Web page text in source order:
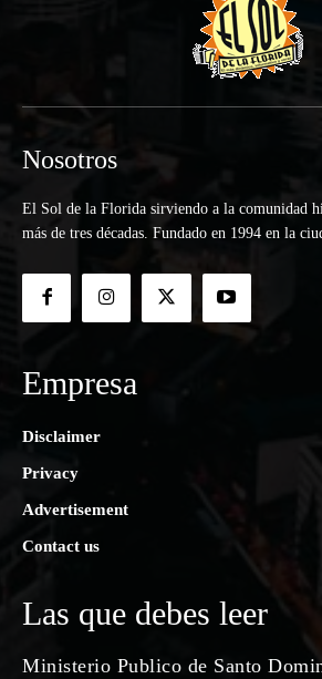
Nosotros
El Sol de la Florida sirviendo a la comunidad
más de tres décadas. Fundado en 1994 en la
Empresa
Disclaimer
Privacy
Advertisement
Contact us
Las que debes leer
Ministerio Publico de Santo